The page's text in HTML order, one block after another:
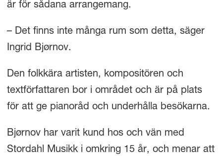
är för sådana arrangemang.
– Det finns inte många rum som detta, säger
Ingrid Bjørnov.
Den folkkära artisten, kompositören och
textförfattaren bor i området och är på plats
för att ge pianoråd och underhålla besökarna.
Bjørnov har varit kund hos och vän med
Stordahl Musikk i omkring 15 år, och menar att